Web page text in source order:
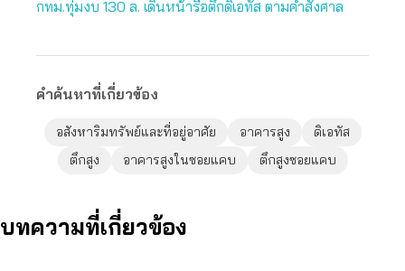
กทม.ทุ่มงบ 130 ล. เดินหน้ารื้อตึกดิเอทัส ตามคำสั่งศาล
คำค้นหาที่เกี่ยวข้อง
อสังหาริมทรัพย์และที่อยู่อาศัย อาคารสูง
ดิเอทัส
ตึกสูง
อาคารสูงในซอยแคบ ตึกสูงซอยแคบ
บทความที่เกี่ยวข้อง